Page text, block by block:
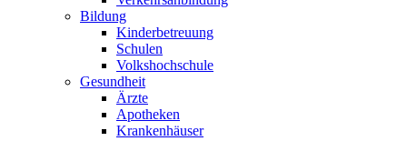
Bildung
Kinderbetreuung
Schulen
Volkshochschule
Gesundheit
Ärzte
Apotheken
Krankenhäuser